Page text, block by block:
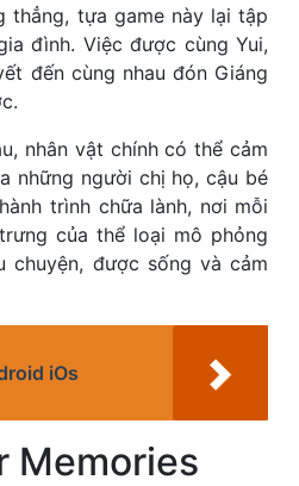
thẳng, tựa game này lại tập
đình. Việc được cùng Yui,
đến cùng nhau đón Giáng
nhân vật chính có thể cảm
những người chị họ, cậu bé
trình chữa lành, nơi mỗi
của thể loại mô phỏng
chuyện, được sống và cảm
iOs
Memories